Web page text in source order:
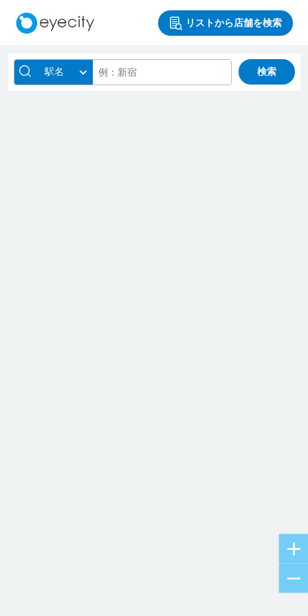
リストから店舗を検索
駅名 検索